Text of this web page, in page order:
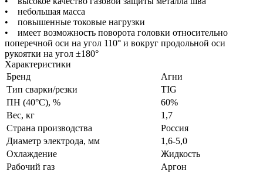
• небольшая масса
• повышенные токовые нагрузки
• имеет возможность поворота головки относительно
поперечной оси на угол 110° и вокруг продольной оси
рукоятки на угол ±180°
Характеристики
Бренд
Агни
Тип сварки/резки
TIG
ПН (40°C), %
60%
Вес, кг
1,7
Страна производства
Россия
Диаметр электрода, мм
1,6-5,0
Охлаждение
Жидкость
Рабочий газ
Аргон